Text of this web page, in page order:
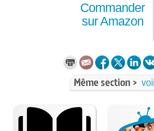
Commander
sur Amazon
Même section >